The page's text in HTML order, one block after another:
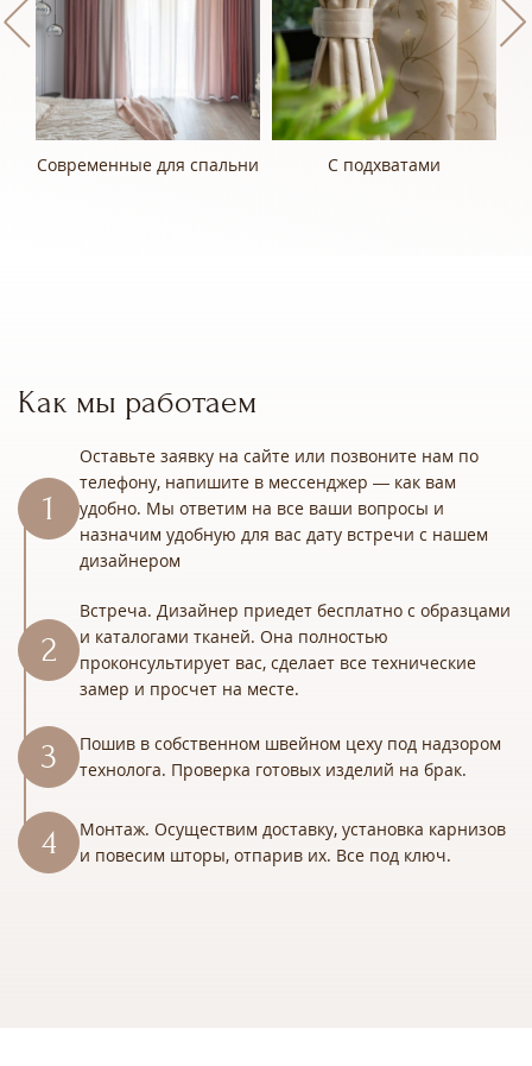
Современные для спальни С подхватами
Как мы работаем
Оставьте заявку на сайте или позвоните нам по
телефону, напишите в мессенджер — как вам
удобно. Мы ответим на все ваши вопросы и
назначим удобную для вас дату встречи с нашем
дизайнером
Встреча. Дизайнер приедет бесплатно с образцами
и каталогами тканей. Она полностью
проконсультирует вас, сделает все технические
замер и просчет на месте.
Пошив в собственном швейном цеху под надзором
технолога. Проверка готовых изделий на брак.
Монтаж. Осуществим доставку, установка карнизов
и повесим шторы, отпарив их. Все под ключ.